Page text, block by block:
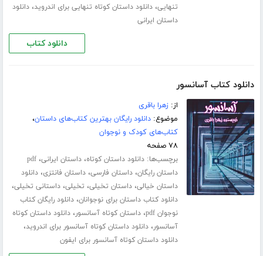
تنهایی،دانلود داستان کوتاه تنهایی برای اندروید،دانلود
داستان ایرانی
دانلود کتاب
دانلود کتاب آسانسور
از:زهرا باقری
موضوع:دانلود رایگان بهترین کتاب‌های داستان،
کتاب‌های کودک و نوجوان
۷۸ صفحه
برچسب‌ها:دانلود داستان کوتاه،داستان ایرانی،pdf
داستان رایگان،داستان فارسی،داستان فانتزی،دانلود
داستان خیالی،داستان تخیلی، تخیلی،داستانی تخیلی،
دانلود کتاب داستان برای نوجوانان،دانلود رایگان کتاب
نوجوان pdf
،داستان کوتاه آسانسور،دانلود داستان کوتاه
آسانسور،دانلود داستان کوتاه آسانسور برای اندروید،
دانلود داستان کوتاه آسانسور برای ایفون